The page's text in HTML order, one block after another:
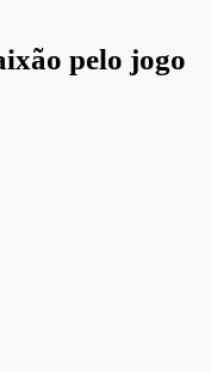
pelo jogo